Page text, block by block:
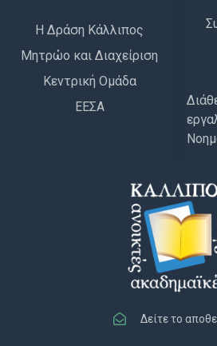
Η Δράση Κάλλιπος
Μητρώο και Διαχείριση
Κεντρική Ομάδα
ΕΕΣΑ
Δείτε το